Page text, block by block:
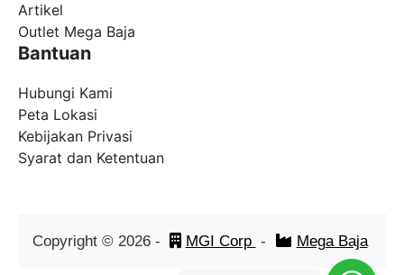
Artikel
Outlet Mega Baja
Bantuan
Hubungi Kami
Peta Lokasi
Kebijakan Privasi
Syarat dan Ketentuan
Copyright © 2026- MGI Corp - Mega Baja